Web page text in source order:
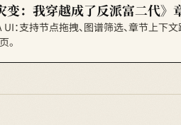
变：我穿越成了反派富二代》
UI：支持节点拖拽、图谱筛选、章节上下
。